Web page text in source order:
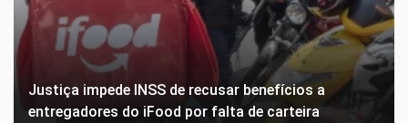
Justiça impede INSS de recusar benefícios a
entregadores do iFood por falta de carteira